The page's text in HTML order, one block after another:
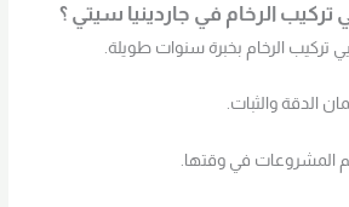
تركيب الرخام في جاردينيا سيتي ؟
الرخام بخبرة سنوات طويلة.
الدقة والثبات.
المشروعات في وقتها.